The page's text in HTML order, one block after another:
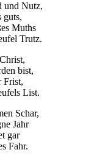
und Nutz,
guts,
Muths
Trutz.
bist,
Frist,
List.
Schar,
Jahr
gar
Fahr.